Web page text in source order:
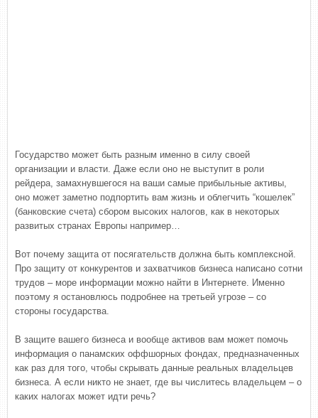
Государство может быть разным именно в силу своей
организации и власти. Даже если оно не выступит в роли
рейдера, замахнувшегося на ваши самые прибыльные активы,
оно может заметно подпортить вам жизнь и облегчить “кошелек”
(банковские счета) сбором высоких налогов, как в некоторых
развитых странах Европы например…
Вот почему защита от посягательств должна быть комплексной.
Про защиту от конкурентов и захватчиков бизнеса написано сотни
трудов – море информации можно найти в Интернете. Именно
поэтому я остановлюсь подробнее на третьей угрозе – со
стороны государства.
В защите вашего бизнеса и вообще активов вам может помочь
информация о панамских оффшорных фондах, предназначенных
как раз для того, чтобы скрывать данные реальных владельцев
бизнеса. А если никто не знает, где вы числитесь владельцем – о
каких налогах может идти речь?